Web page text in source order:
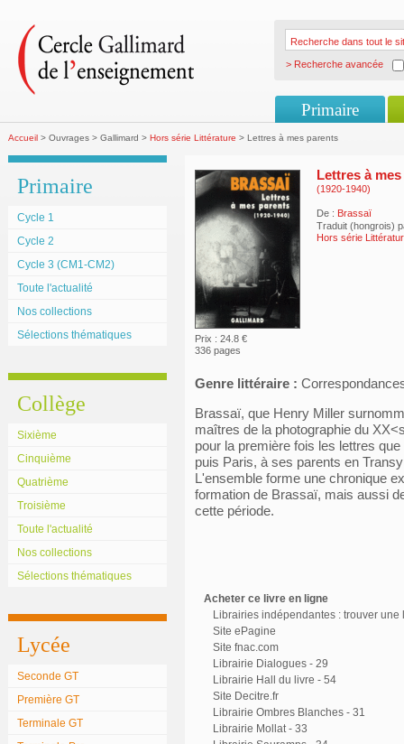
> Recherche avancée
Primaire
Accueil > Ouvrages > Gallimard > Hors série Littérature > Lettres à mes parents
Primaire
Cycle 1
Cycle 2
Cycle 3 (CM1-CM2)
Toute l'actualité
Nos collections
Sélections thématiques
Collège
Sixième
Cinquième
Quatrième
Troisième
Toute l'actualité
Nos collections
Sélections thématiques
Lycée
Seconde GT
Première GT
Terminale GT
Prix : 24.8 €
336 pages
Lettres à
(1920-1940)
De : Brassaï
Traduit (hongrois)
Hors série
Genre littéraire :
Brassaï, que Henry Miller
maîtres de la photographie du
pour la première fois les lettres
puis Paris, à ses parents en
L'ensemble forme une chronique
formation de Brassaï, mais aussi
cette période.
Acheter ce livre en ligne
Librairies indépendantes : trouver une
Site ePagine
Site fnac.com
Librairie Dialogues - 29
Librairie Hall du livre - 54
Site Decitre.fr
Librairie Ombres Blanches - 31
Librairie Mollat - 33